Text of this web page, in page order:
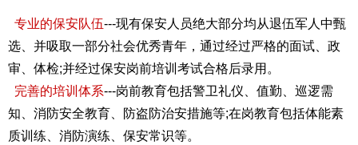
专业的保安队伍---现有保安人员绝大部分均从退伍军人中甄
选、并吸取一部分社会优秀青年，通过经过严格的面试、政
审、体检;并经过保安岗前培训考试合格后录用。
完善的培训体系---岗前教育包括警卫礼仪、值勤、巡逻需
知、消防安全教育、防盗防治安措施等;在岗教育包括体能素
质训练、消防演练、保安常识等。